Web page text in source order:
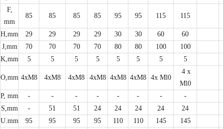
F,
mm
85 85 85 85 95 95 115 115
H,mm 29 29 29 29 30 30 60
60
J,mm
70 70 70 70 80 80 100
100
K,mm
5 5 5 5 5 5 5 5
O,mm 4xM8 4xM8 4xM8 4xM8 4xM8 4xM8 4x Ml0
4 x
Ml0
P, mm
- - - - - - -
-
S,mm
- 51 51 24 24 24 24
24
U.mm
95 95 95 95 110 110 145
145